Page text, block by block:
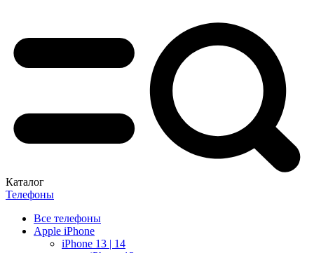
Каталог
Телефоны
Все телефоны
Apple iPhone
iPhone 13 | 14